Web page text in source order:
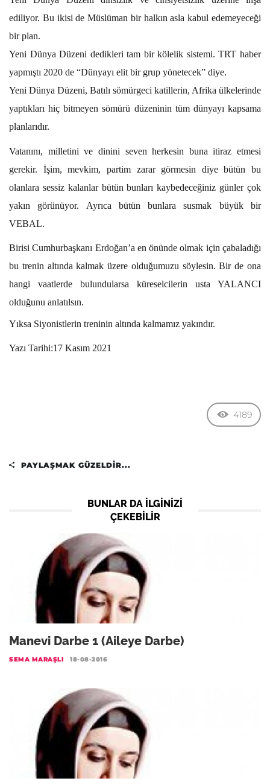
ediliyor. Bu ikisi de Müslüman bir halkın asla kabul edemeyeceği
bir plan.
Yeni Dünya Düzeni dedikleri tam bir kölelik sistemi. TRT haber
yapmıştı 2020 de “Dünyayı elit bir grup yönetecek” diye.
Yeni Dünya Düzeni, Batılı sömürgeci katillerin, Afrika ülkelerinde
yaptıkları hiç bitmeyen sömürü düzeninin tüm dünyayı kapsama
planlarıdır.
Vatanını, milletini ve dinini seven herkesin buna itiraz etmesi
gerekir. İşim, mevkim, partim zarar görmesin diye bütün bu
olanlara sessiz kalanlar bütün bunları kaybedeceğiniz günler çok
yakın görünüyor. Ayrıca bütün bunlara susmak büyük bir
VEBAL.
Birisi Cumhurbaşkanı Erdoğan’a en önünde olmak için çabaladığı
bu trenin altında kalmak üzere olduğumuzu söylesin.Bir de ona
hangi vaatlerde bulundularsa küreselcilerin usta YALANCI
olduğunu anlatılsın.
Yıksa Siyonistlerin treninin altında kalmamız yakındır.
Yazı Tarihi:17 Kasım 2021
4189
PAYLAŞMAK GÜZELDIR...
BUNLAR DA ILGINIZI
ÇEKEBILIR
Manevi Darbe 1 (Aileye Darbe)
SEMA MARAŞLI 18-08-2016